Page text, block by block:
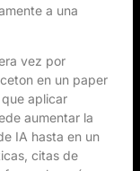
a una
vez por
en un paper
aplicar
aumentar la
IA hasta en un
citas de